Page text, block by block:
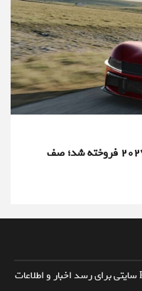
تمامی محصولات فراری تا پایان سال ۲۰۲۷ فروخته شد؛ صف
پایگاه مرکزخبر کامپیوتر و موبایل - PMCM سایتی برای رسد اخبار و اطلاعات